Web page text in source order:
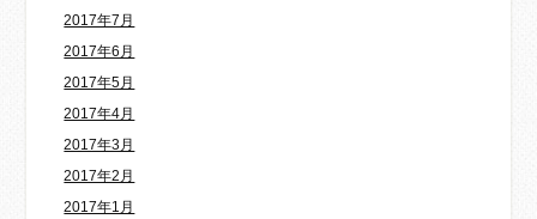
2017年7月
2017年6月
2017年5月
2017年4月
2017年3月
2017年2月
2017年1月